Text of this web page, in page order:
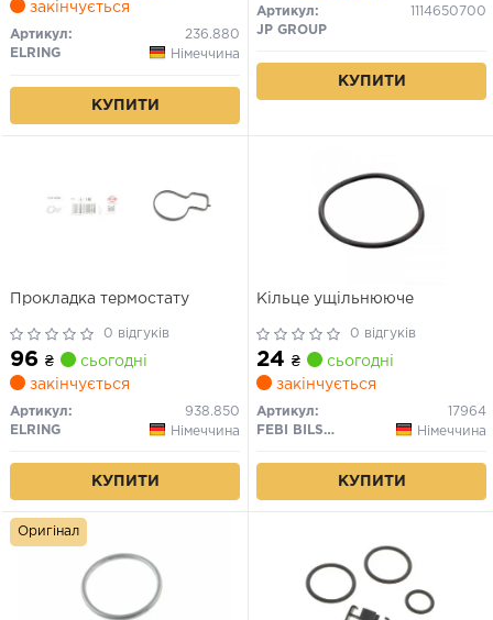
закінчується
Артикул:
236.880
ELRING
Німеччина
КУПИТИ
Артикул:
1114650700
JP GROUP
КУПИТИ
Прокладка термостату
0 відгуків
96 ₴
сьогодні
закінчується
Артикул:
938.850
ELRING
Німеччина
КУПИТИ
Кільце ущільнююче
0 відгуків
24 ₴
сьогодні
закінчується
Артикул:
17964
FEBI BILSTEIN
Німеччина
КУПИТИ
Оригінал